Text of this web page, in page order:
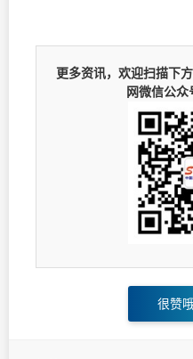
更多资讯，欢迎扫描下
网微信公众
很赞